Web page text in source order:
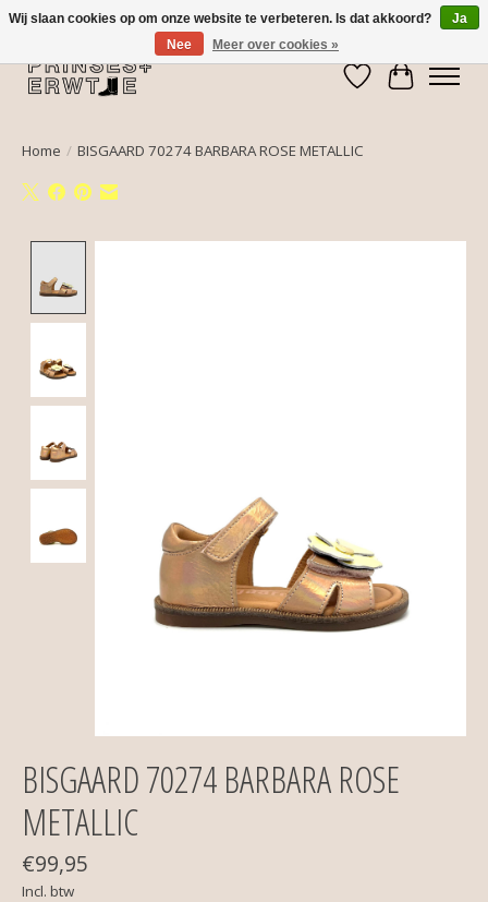
Verlanglijst
Home / BISGAARD 70274 BARBARA ROSE METALLIC
BISGAARD 70274 BARBARA ROSE
METALLIC
€99,95
Incl. btw
Wij slaan cookies op om onze website te verbeteren. Is dat akkoord?
Ja
Nee
Meer over cookies »